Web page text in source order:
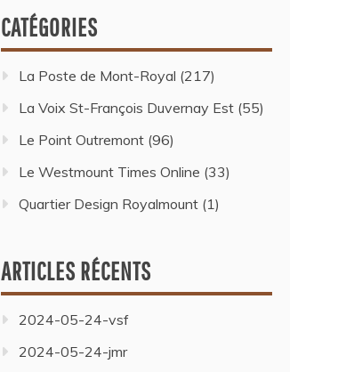
CATÉGORIES
La Poste de Mont-Royal (217)
La Voix St-François Duvernay Est (55)
Le Point Outremont (96)
Le Westmount Times Online (33)
Quartier Design Royalmount (1)
ARTICLES RÉCENTS
2024-05-24-vsf
2024-05-24-jmr